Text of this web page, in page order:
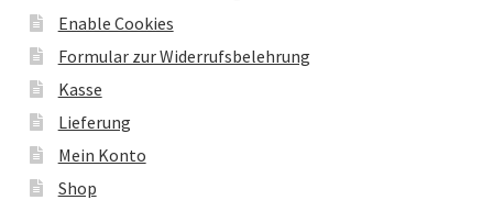
Enable Cookies
Formular zur Widerrufsbelehrung
Kasse
Lieferung
Mein Konto
Shop